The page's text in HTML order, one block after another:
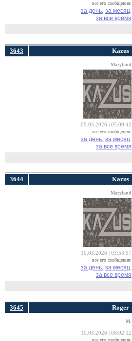
все его сообщения:
за день, за месяц,
за все время
3643 Kazus
Maryland
09.03.2026 | 05:09:42
все его сообщения:
за день, за месяц,
за все время
3644 Kazus
Maryland
10.03.2026 | 03:53:57
все его сообщения:
за день, за месяц,
за все время
3645 Roger
M.
10.03.2026 | 08:02:32
все его сообщения: